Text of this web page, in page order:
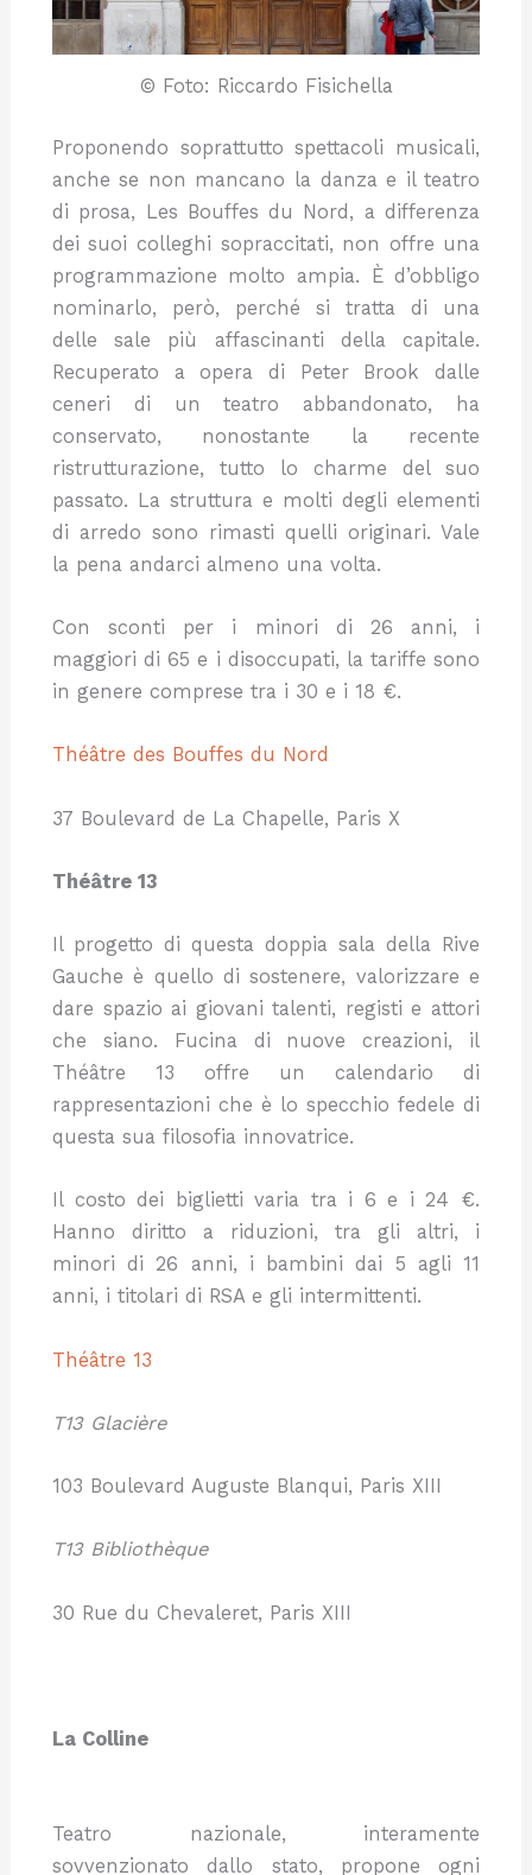
© Foto: Riccardo Fisichella
Proponendo soprattutto spettacoli musicali,
anche se non mancano la danza e il teatro
di prosa, Les Bouffes du Nord, a differenza
dei suoi colleghi sopraccitati, non offre una
programmazione molto ampia. È d’obbligo
nominarlo, però, perché si tratta di una
delle sale più affascinanti della capitale.
Recuperato a opera di Peter Brook dalle
ceneri di un teatro abbandonato, ha
conservato, nonostante la recente
ristrutturazione, tutto lo charme del suo
passato. La struttura e molti degli elementi
di arredo sono rimasti quelli originari. Vale
la pena andarci almeno una volta.
Con sconti per i minori di 26 anni, i
maggiori di 65 e i disoccupati, la tariffe sono
in genere comprese tra i 30 e i 18 €.
Théâtre des Bouffes du Nord
37 Boulevard de La Chapelle, Paris X
Théâtre 13
Il progetto di questa doppia sala della Rive
Gauche è quello di sostenere, valorizzare e
dare spazio ai giovani talenti, registi e attori
che siano. Fucina di nuove creazioni, il
Théâtre 13 offre un calendario di
rappresentazioni che è lo specchio fedele di
questa sua filosofia innovatrice.
Il costo dei biglietti varia tra i 6 e i 24 €.
Hanno diritto a riduzioni, tra gli altri, i
minori di 26 anni, i bambini dai 5 agli 11
anni, i titolari di RSA e gli intermittenti.
Théâtre 13
T13 Glacière
103 Boulevard Auguste Blanqui, Paris XIII
T13 Bibliothèque
30 Rue du Chevaleret, Paris XIII
La Colline
Teatro nazionale, interamente
sovvenzionato dallo stato, propone ogni